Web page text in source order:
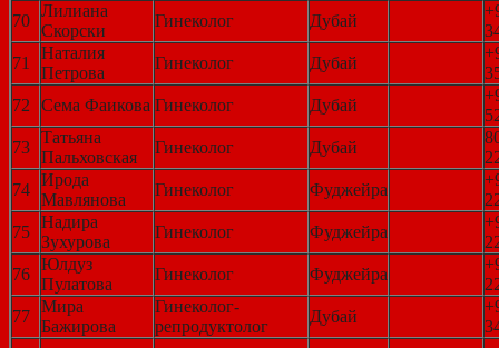
70
Лилиана
Скорски
Гинеколог Дубай
71
Наталия
Петрова
Гинеколог Дубай
72
Сема Фаикова Гинеколог Дубай
73
Татьяна
Пальховская
Гинеколог Дубай
74
Ирода
Мавлянова
Гинеколог Фуджейра
75
Надира
Зухурова
Гинеколог Фуджейра
76
Юлдуз
Пулатова
Гинеколог Фуджейра
77
Мира
Бажирова
Гинеколог-
репродуктолог
Дубай